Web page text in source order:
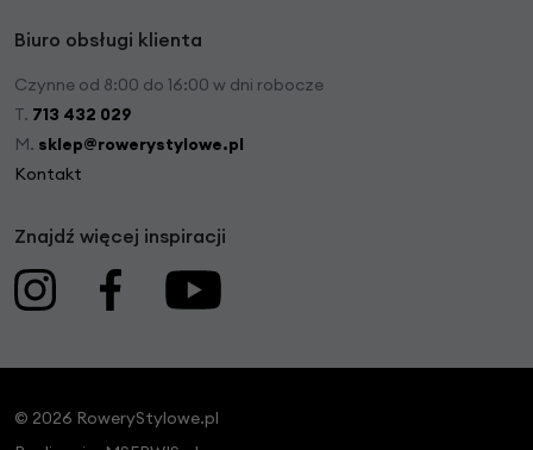
Biuro obsługi klienta
Czynne od 8:00 do 16:00 w dni robocze
T. 713 432 029
M. sklep@rowerystylowe.pl
Kontakt
Znajdź więcej inspiracji
© 2026 RoweryStylowe.pl